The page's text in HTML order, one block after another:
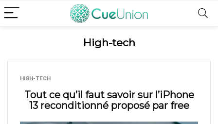
High-tech
HIGH-TECH
Tout ce qu’il faut savoir sur l’iPhone
13 reconditionné proposé par free